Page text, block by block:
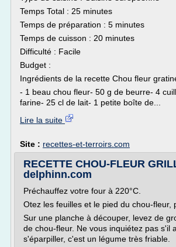
Temps Total : 25 minutes
Temps de préparation : 5 minutes
Temps de cuisson : 20 minutes
Difficulté : Facile
Budget :
Ingrédients de la recette Chou fleur
- 1 beau chou fleur- 50 g de beurre- 4
farine- 25 cl de lait- 1 petite boîte de...
Lire la suite
Site : recettes-et-terroirs.com
RECETTE CHOU-FLEUR
delphinn.com
Préchauffez votre four à 220°C.
Otez les feuilles et le pied du chou-fleur,
Sur une planche à découper, levez de
de chou-fleur. Ne vous inquiétez pas s'il
s'éparpiller, c'est un légume très friable.